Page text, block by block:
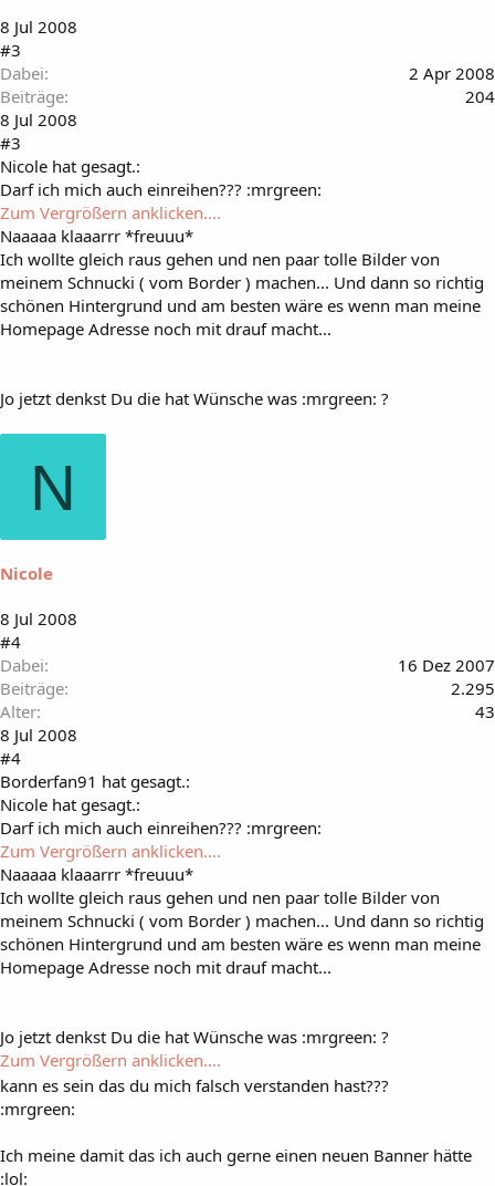
8 Jul 2008
#3
Dabei
2 Apr 2008
Beiträge
204
8 Jul 2008
#3
Nicole hat gesagt.:
Darf ich mich auch einreihen??? :mrgreen:
Zum Vergrößern anklicken....
Naaaaa klaaarrr *freuuu*
Ich wollte gleich raus gehen und nen paar tolle Bilder von
meinem Schnucki ( vom Border ) machen... Und dann so richtig
schönen Hintergrund und am besten wäre es wenn man meine
Homepage Adresse noch mit drauf macht...
Jo jetzt denkst Du die hat Wünsche was :mrgreen: ?
N
Nicole
8 Jul 2008
#4
Dabei
16 Dez 2007
Beiträge
2.295
Alter
43
8 Jul 2008
#4
Borderfan91 hat gesagt.:
Nicole hat gesagt.:
Darf ich mich auch einreihen??? :mrgreen:
Zum Vergrößern anklicken....
Naaaaa klaaarrr *freuuu*
Ich wollte gleich raus gehen und nen paar tolle Bilder von
meinem Schnucki ( vom Border ) machen... Und dann so richtig
schönen Hintergrund und am besten wäre es wenn man meine
Homepage Adresse noch mit drauf macht...
Jo jetzt denkst Du die hat Wünsche was :mrgreen: ?
Zum Vergrößern anklicken....
kann es sein das du mich falsch verstanden hast???
:mrgreen:
Ich meine damit das ich auch gerne einen neuen Banner hätte
:lol: